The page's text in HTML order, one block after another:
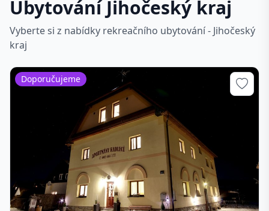
Ubytování Jihočeský kraj
Vyberte si z nabídky rekreačního ubytování - Jihočeský
kraj
Doporučujeme